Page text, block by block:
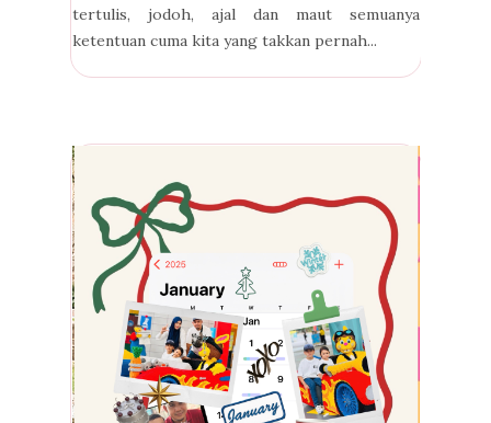
tertulis, jodoh, ajal dan maut semuanya
ketentuan cuma kita yang takkan pernah...